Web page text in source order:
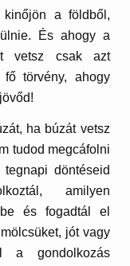
a földből,
És ahogy a
vetsz csak azt
törvény, ahogy
ha búzát vetsz
tudod megcáfolni
döntéseid
amilyen
és fogadtál el
jót vagy
a gondolkozás